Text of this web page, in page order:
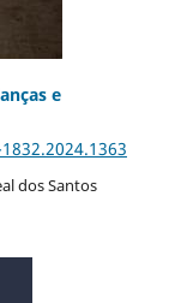
e
dos Santos